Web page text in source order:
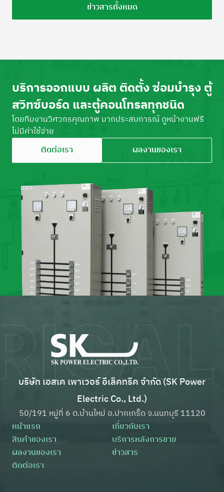
ข่าวสารทั้งหมด
บริการออกแบบ ผลิต ติดตั้ง ซ่อมบำรุง ตู้
สวิทซ์บอร์ด และตู้คอนโทรลทุกชนิด
โดยทีมงานวิศวกรคุณภาพ มากประสบการณ์ ดูหน้างานฟรี
ไม่มีค่าใช้จ่าย
ติดต่อเรา
ผลงานของเรา
บริษัท เอสเค เพาเวอร์ อีเล็คทริค จำกัด (SK Power
Electric Co., Ltd.)
50/191 หมู่ที่ 6 ต.บ้านใหม่ อ.ปากเกร็ด จ.นนทบุรี 11120
หน้าแรก
สินค้าของเรา
ผลงานของเรา
ติดต่อเรา
เกี่ยวกับเรา
บริการหลังการขาย
ข่าวสาร